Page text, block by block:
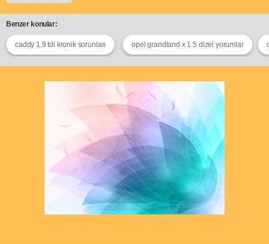
Benzer konular:
caddy 1.9 tdi kronik sorunları opel grandland x 1.5 dizel yorumlar